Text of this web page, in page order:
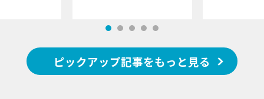
ピックアップ記事をもっと見る